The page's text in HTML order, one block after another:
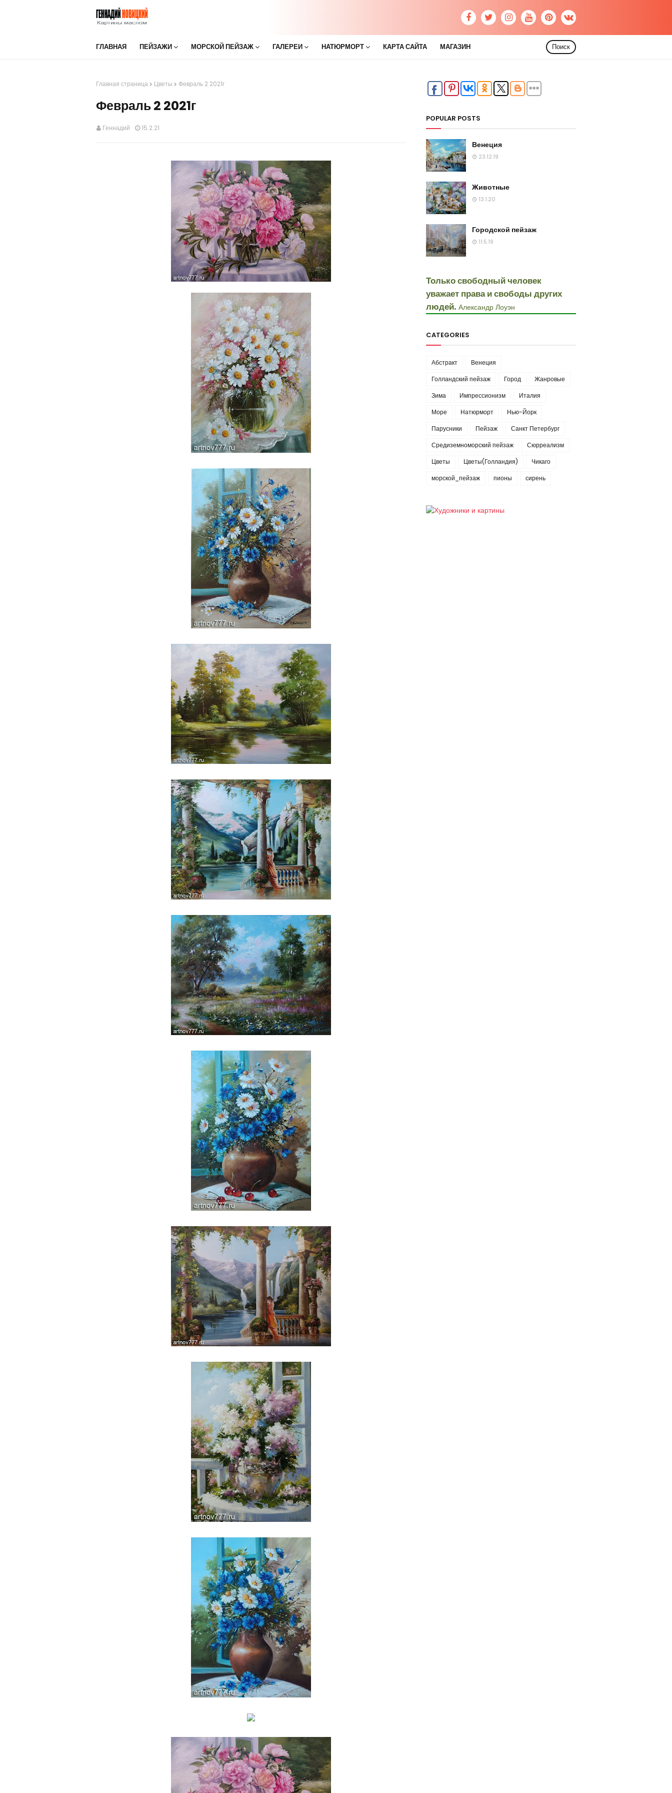
ГЛАВНАЯ ПЕЙЗАЖИ МОРСКОЙ ПЕЙЗАЖ ГАЛЕРЕИ НАТЮРМОРТ КАРТА САЙТА МАГАЗИН Поиск
Главная страница Цветы Февраль 2 2021г
Февраль 2 2021г
Геннадий 15.2.21
POPULAR POSTS
Венеция
23.12.19
Животные
13.1.20
Городской пейзаж
11.5.19
Только свободный человек
уважает права и свободы других
людей. Александр Лоуэн
CATEGORIES
Абстракт
Венеция
Голландский пейзаж
Город
Жанровые
Зима
Импрессионизм
Италия
Море
Натюрморт
Нью-Йорк
Парусники
Пейзаж
Санкт Петербург
Средиземноморский пейзаж
Сюрреализм
Цветы
Цветы(Голландия)
Чикаго
морской_пейзаж
пионы сирень